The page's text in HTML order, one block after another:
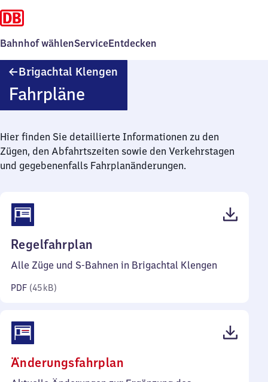
Bahnhof wählenServiceEntdecken
Brigachtal Klengen
Fahrpläne
Hier finden Sie detaillierte Informationen zu den
Zügen, den Abfahrtszeiten sowie den Verkehrstagen
und gegebenenfalls Fahrplanänderungen.
Regelfahrplan
45
Alle Züge und S-Bahnen in Brigachtal Klengen
PDF (45 kB)
Änderungsfahrplan
64